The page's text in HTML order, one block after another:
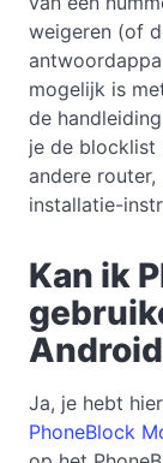
weigeren (of
mogelijk is
de
je de blocklist
andere
installatie-
Kan ik
Ja, je hebt
PhoneBlock